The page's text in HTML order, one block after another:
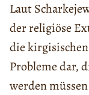
Laut
der religiöse
die
Probleme dar,
werden